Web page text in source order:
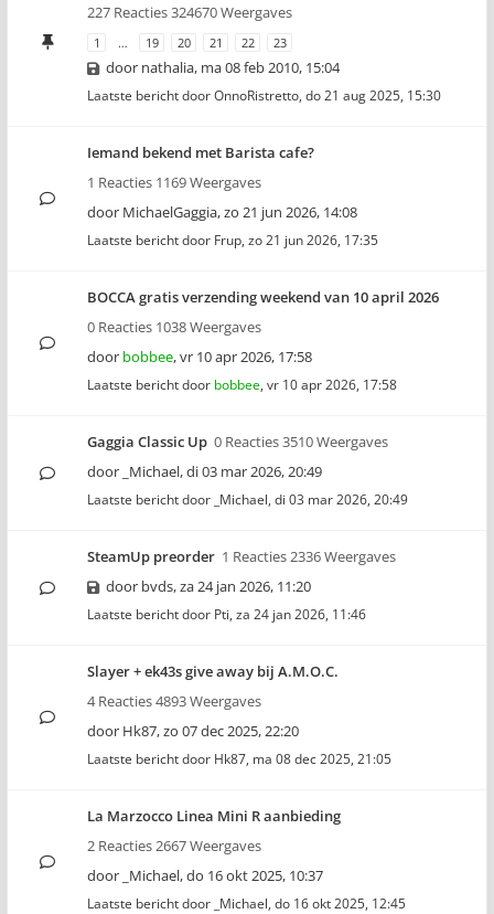
227 Reacties 324670 Weergaves
1 … 19 20 21 22 23
door nathalia, ma 08 feb 2010, 15:04
Laatste bericht doorOnnoRistretto, do 21 aug 2025, 15:30
Iemand bekend met Barista cafe?
1 Reacties 1169 Weergaves
door MichaelGaggia,zo 21 jun 2026, 14:08
Laatste bericht door Frup, zo 21 jun 2026, 17:35
BOCCA gratis verzending weekend van 10 april 2026
0 Reacties 1038 Weergaves
door bobbee,vr 10 apr 2026, 17:58
Laatste bericht door bobbee, vr 10 apr 2026, 17:58
Gaggia Classic Up 0 Reacties 3510 Weergaves
door _Michael,di 03 mar 2026, 20:49
Laatste bericht door _Michael, di 03 mar 2026, 20:49
SteamUp preorder 1 Reacties 2336 Weergaves
door bvds,za 24 jan 2026, 11:20
Laatste bericht door Pti, za 24 jan 2026, 11:46
Slayer + ek43s give away bij A.M.O.C.
4 Reacties 4893 Weergaves
door Hk87,zo 07 dec 2025, 22:20
Laatste bericht door Hk87, ma 08 dec 2025, 21:05
La Marzocco Linea Mini R aanbieding
2 Reacties 2667 Weergaves
door _Michael,do 16 okt 2025, 10:37
Laatste bericht door _Michael, do 16 okt 2025, 12:45